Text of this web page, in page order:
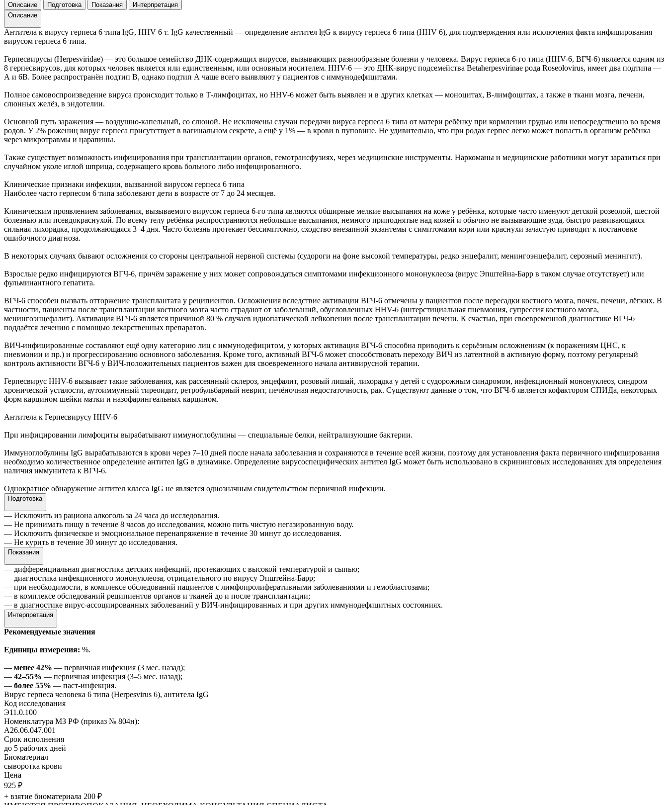
Описание Подготовка Показания
Интерпретация
Описание
Антитела к вирусу герпеса 6 типа lgG, HHV 6 т. IgG качественный — определение антител lgG к вирусу герпеса 6 типа (HHV 6), для подтверждения или исключения факта инфицирования
вирусом герпеса 6 типа.
Герпесвирусы (Herpesviridae) — это большое семейство ДНК-содержащих вирусов, вызывающих разнообразные болезни у человека. Вирус герпеса 6-го типа (HHV-6, ВГЧ-6) является одним из
8 герпесвирусов, для которых человек является или единственным, или основным носителем. HHV-6 — это ДНК-вирус подсемейства Betaherpesvirinae рода Roseolovirus, имеет два подтипа —
А и 6B. Более распространён подтип В, однако подтип А чаще всего выявляют у пациентов с иммунодефицитами.
Полное самовоспроизведение вируса происходит только в Т-лимфоцитах, но HHV-6 может быть выявлен и в других клетках — моноцитах, В-лимфоцитах, а также в ткани мозга, печени,
слюнных желёз, в эндотелии.
Основной путь заражения — воздушно-капельный, со слюной. Не исключены случаи передачи вируса герпеса 6 типа от матери ребёнку при кормлении грудью или непосредственно во время
родов. У 2% рожениц вирус герпеса присутствует в вагинальном секрете, а ещё у 1% — в крови в пуповине. Не удивительно, что при родах герпес легко может попасть в организм ребёнка
через микротравмы и царапины.
Также существует возможность инфицирования при трансплантации органов, гемотрансфузиях, через медицинские инструменты. Наркоманы и медицинские работники могут заразиться при
случайном уколе иглой шприца, содержащего кровь больного либо инфицированного.
Клинические признаки инфекции, вызванной вирусом герпеса 6 типа
Наиболее часто герпесом 6 типа заболевают дети в возрасте от 7 до 24 месяцев.
Клиническим проявлением заболевания, вызываемого вирусом герпеса 6-го типа являются обширные мелкие высыпания на коже у ребёнка, которые часто именуют детской розеолой, шестой
болезнью или псевдокраснухой. По всему телу ребёнка распространяются небольшие высыпания, немного приподнятые над кожей и обычно не вызывающие зуда, быстро развивающаяся
сильная лихорадка, продолжающаяся 3–4 дня. Часто болезнь протекает бессимптомно, сходство внезапной экзантемы с симптомами кори или краснухи зачастую приводит к постановке
ошибочного диагноза.
В некоторых случаях бывают осложнения со стороны центральной нервной системы (судороги на фоне высокой температуры, редко энцефалит, менингоэнцефалит, серозный менингит).
Взрослые редко инфицируются ВГЧ-6, причём заражение у них может сопровождаться симптомами инфекционного мононуклеоза (вирус Эпштейна-Барр в таком случае отсутствует) или
фульминантного гепатита.
ВГЧ-6 способен вызвать отторжение трансплантата у реципиентов. Осложнения вследствие активации ВГЧ-6 отмечены у пациентов после пересадки костного мозга, почек, печени, лёгких. В
частности, пациенты после трансплантации костного мозга часто страдают от заболеваний, обусловленных HHV-6 (интерстициальная пневмония, супрессия костного мозга,
менингоэнцефалит). Активация ВГЧ-6 является причиной 80 % случаев идиопатической лейкопении после трансплантации печени. К счастью, при своевременной диагностике ВГЧ-6
поддаётся лечению с помощью лекарственных препаратов.
ВИЧ-инфицированные составляют ещё одну категорию лиц с иммунодефицитом, у которых активация ВГЧ-6 способна приводить к серьёзным осложнениям (к поражениям ЦНС, к
пневмонии и пр.) и прогрессированию основного заболевания. Кроме того, активный ВГЧ-6 может способствовать переходу ВИЧ из латентной в активную форму, поэтому регулярный
контроль активности ВГЧ-6 у ВИЧ-положительных пациентов важен для своевременного начала антивирусной терапии.
Герпесвирус HHV-6 вызывает такие заболевания, как рассеянный склероз, энцефалит, розовый лишай, лихорадка у детей с судорожным синдромом, инфекционный мононуклеоз, синдром
хронической усталости, аутоиммунный тиреоидит, ретробульбарный неврит, печёночная недостаточность, рак. Существуют данные о том, что ВГЧ-6 является кофактором СПИДа, некоторых
форм карцином шейки матки и назофарингеальных карцином.
Антитела к Герпесвирусу HHV-6
При инфицировании лимфоциты вырабатывают иммуноглобулины — специальные белки, нейтрализующие бактерии.
Иммуноглобулины IgG вырабатываются в крови через 7–10 дней после начала заболевания и сохраняются в течение всей жизни, поэтому для установления факта первичного инфицирования
необходимо количественное определение антител IgG в динамике. Определение вирусоспецифических антител IgG может быть использовано в скрининговых исследованиях для определения
наличия иммунитета к ВГЧ-6.
Однократное обнаружение антител класса IgG не является однозначным свидетельством первичной инфекции.
Подготовка
— Исключить из рациона алкоголь за 24 часа до исследования.
— Не принимать пищу в течение 8 часов до исследования, можно пить чистую негазированную воду.
— Исключить физическое и эмоциональное перенапряжение в течение 30 минут до исследования.
— Не курить в течение 30 минут до исследования.
Показания
— дифференциальная диагностика детских инфекций, протекающих с высокой температурой и сыпью;
— диагностика инфекционного мононуклеоза, отрицательного по вирусу Эпштейна-Барр;
— при необходимости, в комплексе обследований пациентов с лимфопролиферативными заболеваниями и гемобластозами;
— в комплексе обследований реципиентов органов и тканей до и после трансплантации;
— в диагностике вирус-ассоциированных заболеваний у ВИЧ-инфицированных и при других иммунодефицитных состояниях.
Интерпретация
Рекомендуемые значения
Единицы измерения: %.
— менее 42% — первичная инфекция (3 мес. назад);
— 42–55% — первичная инфекция (3–5 мес. назад);
— более 55% — паст-инфекция.
Вирус герпеса человека 6 типа (Herpesvirus 6), антитела IgG
Код исследования
Э11.0.100
Номенклатура МЗ РФ (приказ № 804н):
A26.06.047.001
Срок исполнения
до 5 рабочих дней
Биоматериал
сыворотка крови
Цена
925 ₽
+ взятие биоматериала 200 ₽